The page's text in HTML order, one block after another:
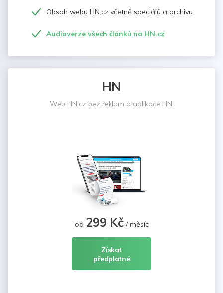
Obsah webu HN.cz včetně speciálů a archivu
Audioverze všech článků na HN.cz
HN
Web HN.cz bez reklam a aplikace HN.
od 299 Kč/ měsíc
Získat
předplatné